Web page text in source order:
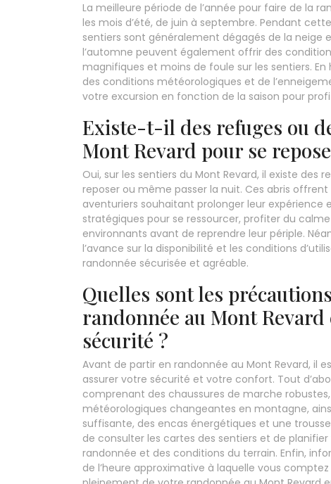
La meilleure période de l’année pour faire de la
les mois d’été, de juin à septembre. Pendant
sentiers sont généralement dégagés de la
l’automne peuvent également offrir des
magnifiques et moins de foule sur les sentiers.
des conditions météorologiques et de
votre excursion en fonction de la saison pour
Existe-t-il des refuges ou
Mont Revard pour se
Oui, sur les sentiers du Mont Revard, il existe des
reposer ou même passer la nuit. Ces abris
aventuriers souhaitant prolonger leur expérience
stratégiques pour se ressourcer, profiter du
environnants avant de reprendre leur périple.
l’avance sur la disponibilité et les conditions
randonnée sécurisée et agréable.
Quelles sont les
randonnée au Mont
sécurité ?
Avant de partir en randonnée au Mont Revard, il
assurer votre sécurité et votre confort. Tout
comprenant des chaussures de marche
météorologiques changeantes en montagne,
suffisante, des encas énergétiques et une
de consulter les cartes des sentiers et de
randonnée et des conditions du terrain. Enfin,
de l’heure approximative à laquelle vous